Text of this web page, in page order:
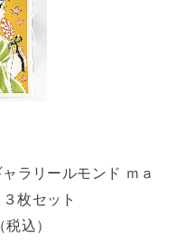
ラリールモンド ｍａ
枚セット
込）